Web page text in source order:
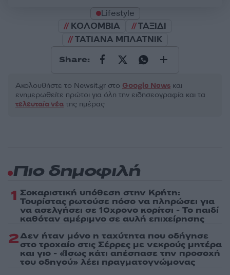
Lifestyle
ΚΟΛΟΜΒΙΑ
ΤΑΞΙΔΙ
ΤΑΤΙΑΝΑ ΜΠΛΑΤΝΙΚ
Share:
Ακολουθήστε το Νewsit.gr στο Google News και
ενημερωθείτε πρώτοι για όλη την ειδησεογραφία και τα
τελευταία νέα της ημέρας
Πιο δημοφιλή
1 Σοκαριστική υπόθεση στην Κρήτη:
Τουρίστας ρωτούσε πόσο να πληρώσει για
να ασελγήσει σε 10χρονο κορίτσι - Το παιδί
καθόταν αμέριμνο σε αυλή επιχείρησης
2Δεν ήταν μόνο η ταχύτητα που οδήγησε
στο τροχαίο στις Σέρρες με νεκρούς μητέρα
και γιο - «Ίσως κάτι απέσπασε την προσοχή
του οδηγού» λέει πραγματογνώμονας